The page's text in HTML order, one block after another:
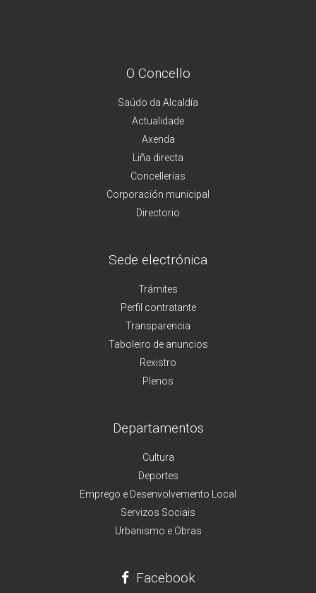
O Concello
Saúdo da Alcaldía
Actualidade
Axenda
Liña directa
Concellerías
Corporación municipal
Directorio
Sede electrónica
Trámites
Perfil contratante
Transparencia
Taboleiro de anuncios
Rexistro
Plenos
Departamentos
Cultura
Deportes
Emprego e Desenvolvemento Local
Servizos Sociais
Urbanismo e Obras
Facebook